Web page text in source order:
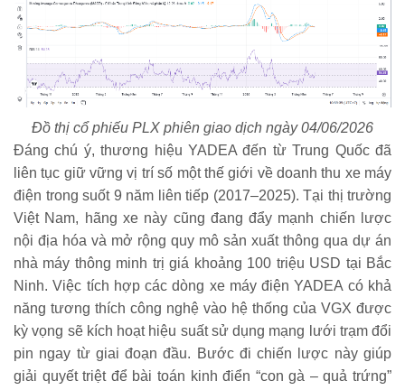
Đồ thị cổ phiếu PLX phiên giao dịch ngày 04/06/2026
Đáng chú ý, thương hiệu YADEA đến từ Trung Quốc đã
liên tục giữ vững vị trí số một thế giới về doanh thu xe máy
điện trong suốt 9 năm liên tiếp (2017–2025). Tại thị trường
Việt Nam, hãng xe này cũng đang đẩy mạnh chiến lược
nội địa hóa và mở rộng quy mô sản xuất thông qua dự án
nhà máy thông minh trị giá khoảng 100 triệu USD tại Bắc
Ninh. Việc tích hợp các dòng xe máy điện YADEA có khả
năng tương thích công nghệ vào hệ thống của VGX được
kỳ vọng sẽ kích hoạt hiệu suất sử dụng mạng lưới trạm đổi
pin ngay từ giai đoạn đầu. Bước đi chiến lược này giúp
giải quyết triệt để bài toán kinh điển “con gà – quả trứng”